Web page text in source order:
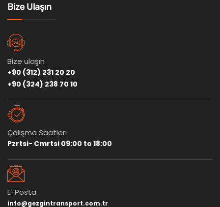
Bize Ulaşın
Bize ulaşın
+90 (312) 231 20 20
+90 (324) 238 70 10
Çalışma Saatleri
Pzrtsi- Cmrtsi 09:00 to 18:00
E-Posta
info@gezgintransport.com.tr